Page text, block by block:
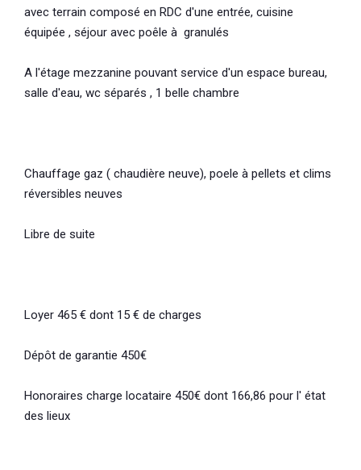
avec terrain composé en RDC d'une entrée, cuisine
équipée , séjour avec poêle à granulés
A l'étage mezzanine pouvant service d'un espace bureau,
salle d'eau, wc séparés , 1 belle chambre
Chauffage gaz ( chaudière neuve), poele à pellets et clims
réversibles neuves
Libre de suite
Loyer 465 € dont 15 € de charges
Dépôt de garantie 450€
Honoraires charge locataire 450€ dont 166,86 pour l' état
des lieux